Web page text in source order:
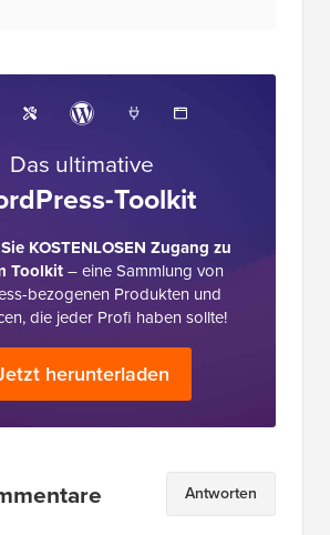
Das ultimative
Toolkit
KOSTENLOSEN Zugang zu
Toolkit– eine Sammlung von
bezogenen Produkten und
die jeder Profi haben sollte!
herunterladen
Antworten